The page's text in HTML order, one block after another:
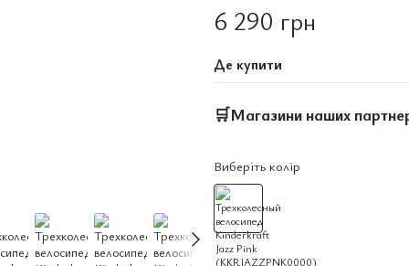
6 290 грн
Де купити
🛒Магазини наших
Виберіть колір